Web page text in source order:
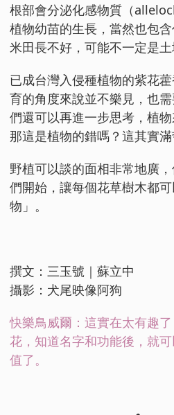
根部會分泌化感物質（
植物幼苗的生長，當然也包
米田長不好，可能不一定是土
已成台灣入侵種植物的紫花
育的角度來說並不樂見，也
們還可以再進一步思考，植
那這是植物的錯嗎？這其實滿
野植可以談的面相非常地廣
們開始，讓每個花草樹木都
物」。
撰文：三玉號｜蘇立中
攝影：犬尾映像阿狗
快樂鳥威爾：這實在太有趣
花，知道名字和功能後，就
值了。